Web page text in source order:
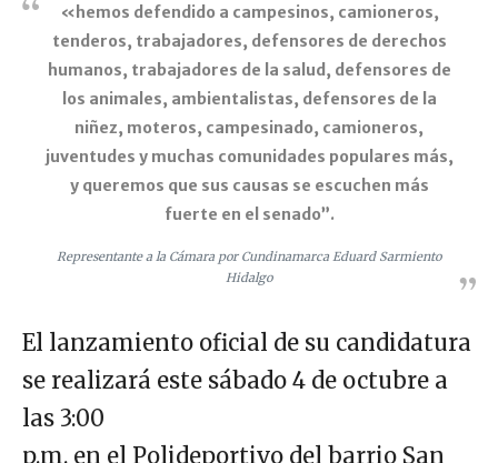
«hemos defendido a campesinos, camioneros,
tenderos, trabajadores, defensores de derechos
humanos, trabajadores de la salud, defensores de
los animales, ambientalistas, defensores de la
niñez, moteros, campesinado, camioneros,
juventudes y muchas comunidades populares más,
y queremos que sus causas se escuchen más
fuerte en el senado”.
Representante a la Cámara por Cundinamarca Eduard Sarmiento
Hidalgo
El lanzamiento oficial de su candidatura
se realizará este sábado 4 de octubre a
las 3:00
p.m. en el Polideportivo del barrio San